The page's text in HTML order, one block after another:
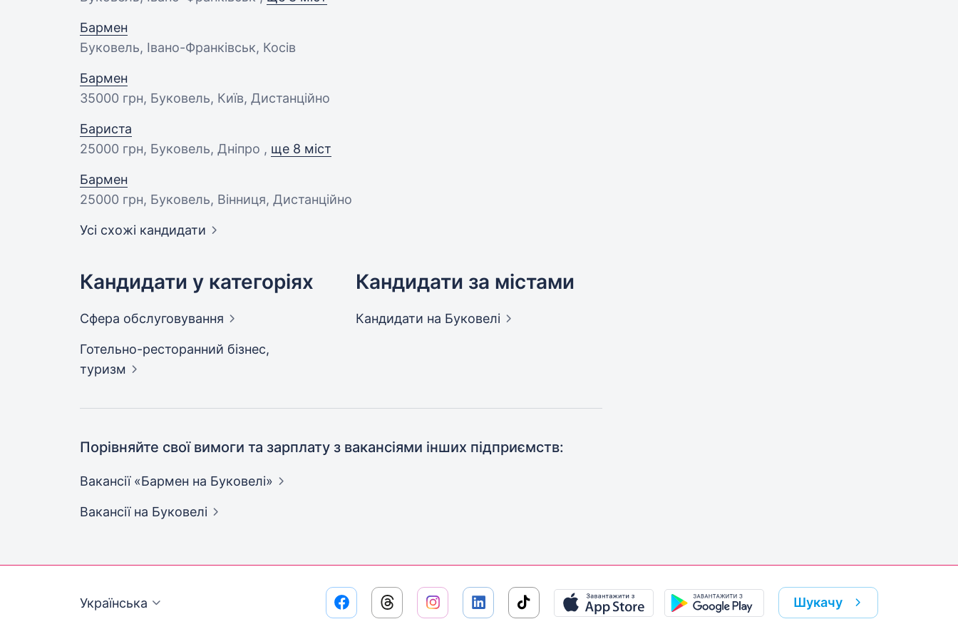
Бармен
Буковель, Івано-Франківськ, Косів
Бармен
35000 грн, Буковель, Київ, Дистанційно
Бариста
25000 грн, Буковель, Дніпро , ще 8 міст
Бармен
25000 грн, Буковель, Вінниця, Дистанційно
Усі схожі кандидати
Кандидати у категоріях
Сфера обслуговування
Готельно-ресторанний бізнес,
туризм
Кандидати за містами
Кандидати на Буковелі
Порівняйте свої вимоги та зарплату з вакансіями інших підприємств:
Вакансії «Бармен на Буковелі»
Вакансії на Буковелі
Українська Шукачу